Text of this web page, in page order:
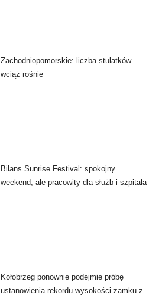
Zachodniopomorskie: liczba stulatków
wciąż rośnie
Bilans Sunrise Festival: spokojny
weekend, ale pracowity dla służb i szpitala
Kołobrzeg ponownie podejmie próbę
ustanowienia rekordu wysokości zamku z